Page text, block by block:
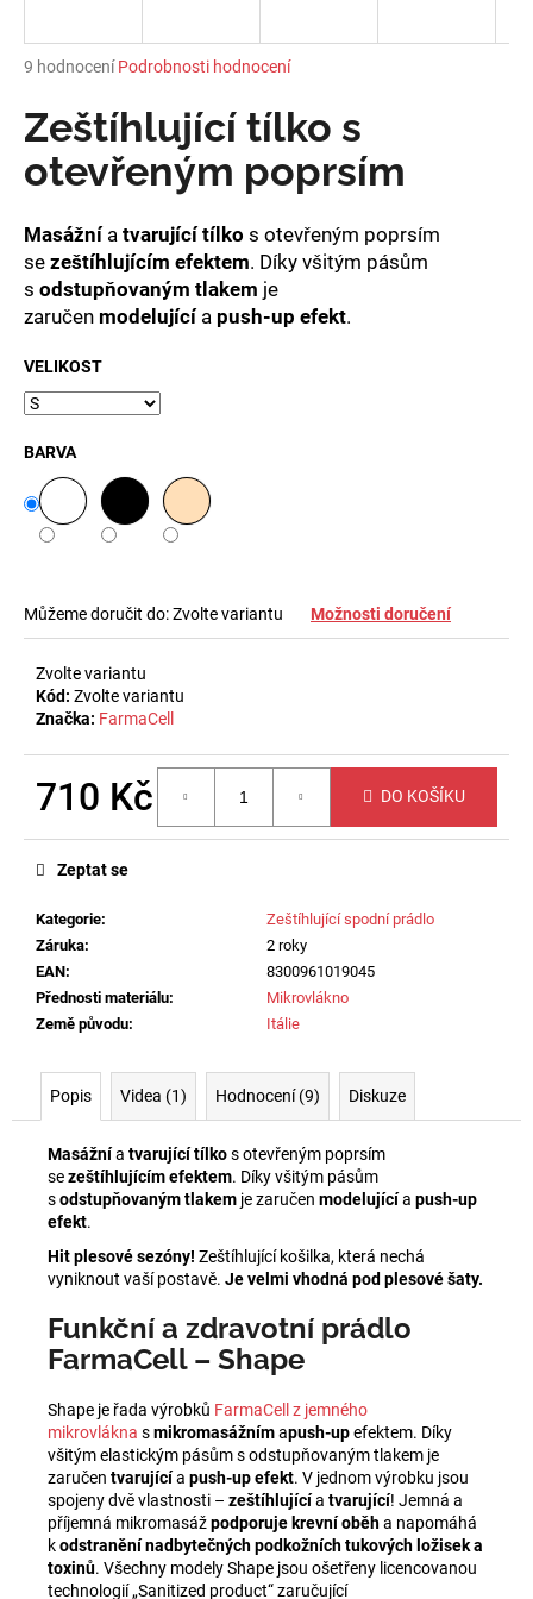
Průměrné
produktu
je
z
hvězdiček.
9 hodnocení Podrobnosti hodnocení
Zeštíhlující tílko s
otevřeným poprsím
Masážnía tvarující tílko s otevřeným poprsím
se zeštíhlujícím efektem. Díky všitým pásům
s odstupňovaným tlakem je
zaručen modelujícía push-up efekt.
VELIKOST
BARVA
Můžeme doručit do:Zvolte variantu Možnosti doručení
Zvolte variantu
Kód: Zvolte variantu
Značka: FarmaCell
710 Kč DO KOŠÍKU
Kategorie:
Zeštíhlující spodní prádlo
Záruka:
2 roky
EAN:
8300961019045
Přednosti materiálu:
Mikrovlákno
Země původu: Itálie
Zeptat se
Popis Videa (1) Hodnocení (9) Diskuze
Masážnía tvarující tílkos otevřeným poprsím
sezeštíhlujícím efektem. Díky všitým pásům
sodstupňovaným tlakem je zaručen modelujícía push-up
efekt.
Hit plesové sezóny! Zeštíhlující košilka, která nechá
vyniknout vaší postavě. Je velmi vhodná pod plesové šaty.
Funkční a zdravotní prádlo
FarmaCell – Shape
Shape je řada výrobků FarmaCell z jemného
mikrovlákna smikromasážnímapush-upefektem. Díky
všitým elastickým pásům s odstupňovaným tlakem je
zaručen tvarujícía push-up efekt. V jednom výrobku jsou
spojeny dvě vlastnosti – zeštíhlujícía tvarující! Jemná a
příjemná mikromasážpodporuje krevní oběha napomáhá
kodstranění nadbytečných podkožních tukových ložisek a
toxinů. Všechny modely Shape jsou ošetřeny licencovanou
technologií „Sanitized product“ zaručující
j
t
D
o
o
u
e
m
e
PROTI
CELULITIDĚ A
PRO
POMOCÍ
FIR
EFEKTU
130
Kč